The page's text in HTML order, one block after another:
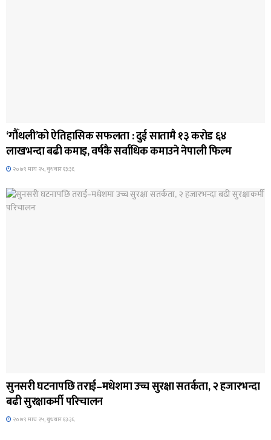
‘गौँथली’को ऐतिहासिक सफलता : दुई सातामै १३ करोड ६४
लाखभन्दा बढी कमाइ, वर्षकै सर्वाधिक कमाउने नेपाली फिल्म
२०७९ माघ २५, बुधबार १३:३६
सुनसरी घटनापछि तराई–मधेशमा उच्च सुरक्षा सतर्कता, २ हजारभन्दा
बढी सुरक्षाकर्मी परिचालन
२०७९ माघ २५, बुधबार १३:३६